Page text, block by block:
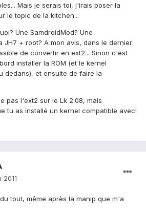
Mais je serais toi, j'irais poser la
le topic de la kitchen...
Une SamdroidMod? Une
JH7 + root? A mon avis, dans le dernier
de convertir en ext2... Sinon c'est
installer la ROM (et le kernel
dedans), et ensuite de faire la
pas l'ext2 sur le Lk 2.08, mais
tu as installé un kernel compatible avec!
2011
tout, même après la manip que m'a